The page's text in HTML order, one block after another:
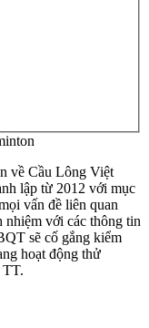
về Cầu Lông Việt
lập từ 2012 với mục
vấn đề liên quan
nhiệm với các thông tin
sẽ cố gắng kiểm
hoạt động thử